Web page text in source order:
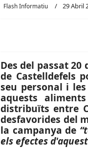
Flash Informatiu 29 Abril
Des del passat
de Castelldefels
seu personal i
aquests
distribuïts entre
desfavorides del
la campanya de
els efectes